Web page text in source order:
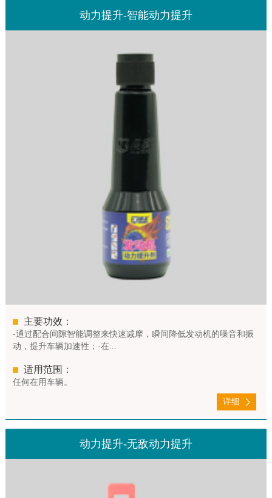
动力提升-智能动力提升
主要功效：
-通过配合间隙智能调整来快速减摩，瞬间降低发动机的噪音和振
动，提升车辆加速性；-在...
适用范围：
任何在用车辆。
详细
动力提升-无敌动力提升